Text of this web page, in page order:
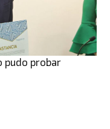
pudo probar